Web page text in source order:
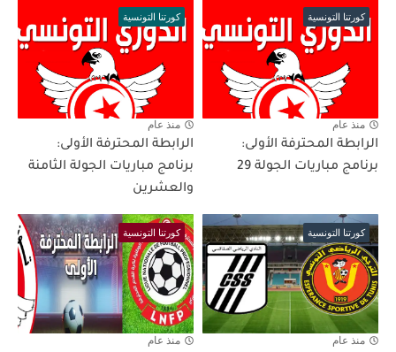
كورتنا التونسية
منذ عام
الرابطة المحترفة الأولى:
برنامج مباريات الجولة 29
كورتنا التونسية
منذ عام
الرابطة المحترفة الأولى:
برنامج مباريات الجولة الثامنة
والعشرين
كورتنا التونسية
منذ عام
كورتنا التونسية
منذ عام